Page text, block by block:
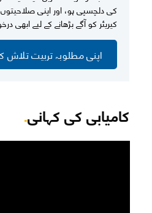
کامیابی کی کہانی.
کی دلچسپی ہو، اور اپنی
کیریئر کو آگے بڑھانے کے لیے ابھی
اپنی مطلوبہ تربیت تلاش